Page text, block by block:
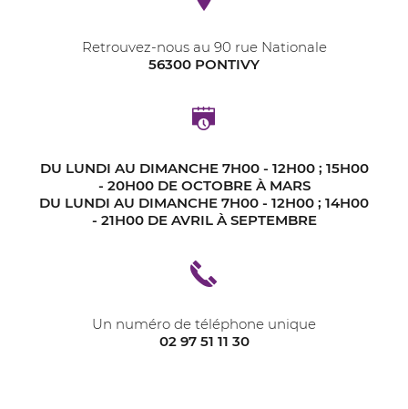
Retrouvez-nous au 90 rue Nationale
56300 PONTIVY
DU LUNDI AU DIMANCHE 7H00 - 12H00 ; 15H00
- 20H00 DE OCTOBRE À MARS
DU LUNDI AU DIMANCHE 7H00 - 12H00 ; 14H00
- 21H00 DE AVRIL À SEPTEMBRE
Un numéro de téléphone unique
02 97 51 11 30